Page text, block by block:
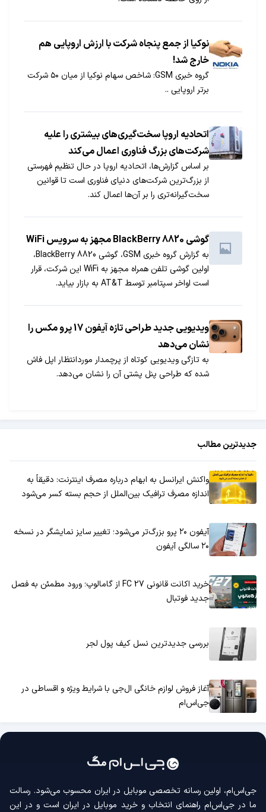
نوکیا از جمع پنجاه شرکت با ارزش اروپایی هم
خارج شد!
گروه خبری GSM: شاخص سهام نوکیا از میان ۵۰ شرکت
برتر اروپایی ..
اتحادیه اروپا سخت‌گیری‌های بیشتری را علیه
شرکت‌های بزرگ فناوری اعمال می‌کند
بر اساس گزارش‌ها، اتحادیه اروپا در حال تنظیم فهرستی
از بزرگ‌ترین شرکت‌های دنیای فناوری است تا قوانین
سخت‌گیرانه‌تری را بر آن‌ها اعمال کند.
گوشی 8820 BlackBerry مجهز به سرویس WiFi
به گزارش گروه خبری GSM، گوشی 8820 BlackBerry،
اولین گوشی تلفن همراه مجهز به WiFi این شرکت، قرار
است اواخر سپتامبر توسط AT&T به بازار بیاید.
ویدیویی جدید طراحی تازه آیفون 17 پرو مکس را
نشان می‌دهد
به تازگی ویدیویی کوتاه از پرچمدار موردانتظار اپل فاش
شده که طراحی پنل پشتی آن را نشان می‌دهد.
جدیدترین مطالب
واکنش ایرانسل به ابهام درباره مصرف اینترنت: دقیقاً به
اندازه مصرف ترافیک بین‌الملل از حجم بسته کسر می‌شود
آیفون ۲۰ پرو بزرگ‌تر می‌شود؛ تغییر سایز نمایشگر در نسخه
۲۰ سالگی آیفون
خرید اکانت قانونی FC 27 از گامالوپ؛ ورود مطمئن به فصل
جدید فوتبال
بررسی جدیدترین نسل کیف پول لجر
آغاز فروش لوازم خانگی ال‌جی با شرایط ویژه و اقساطی در
جی‌اس‌ام
جی‌اس‌ام، اولین رسانه‌ تخصصی موبایل در ایران محسوب می‌شود. رسالت
ما در جی‌اس‌ام راهنمای انتخاب و خرید موبایل در ایران است و در این